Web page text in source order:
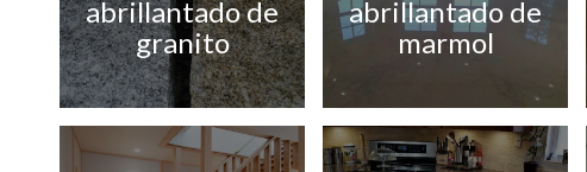
abrillantado de
granito
abrillantado de
marmol